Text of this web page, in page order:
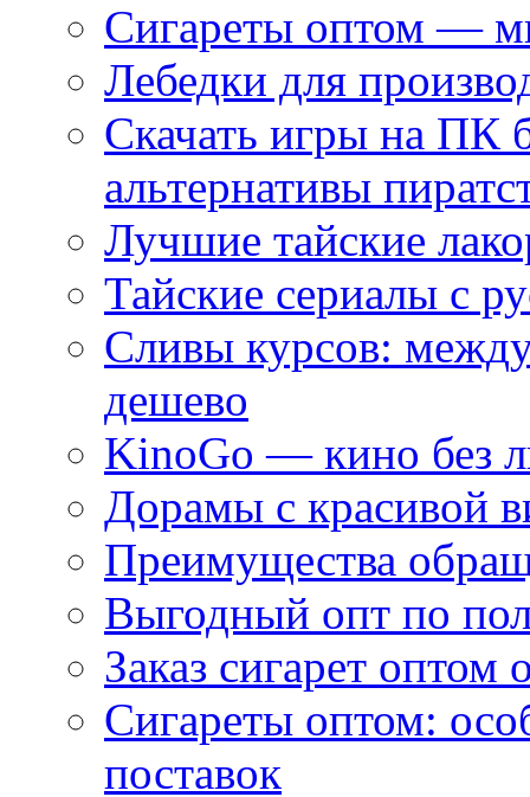
Сигареты оптом —
Лебедки для
Скачать игры на ПК
альтернативы
Лучшие тайские
Тайские сериалы с
Сливы курсов:
дешево
KinoGo — кино без
Дорамы с красивой
Преимущества
Выгодный опт по
Заказ сигарет оптом
Сигареты оптом:
поставок